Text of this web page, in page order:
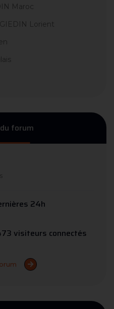
Maroc
Lorient
forum
24h
visiteurs connectés